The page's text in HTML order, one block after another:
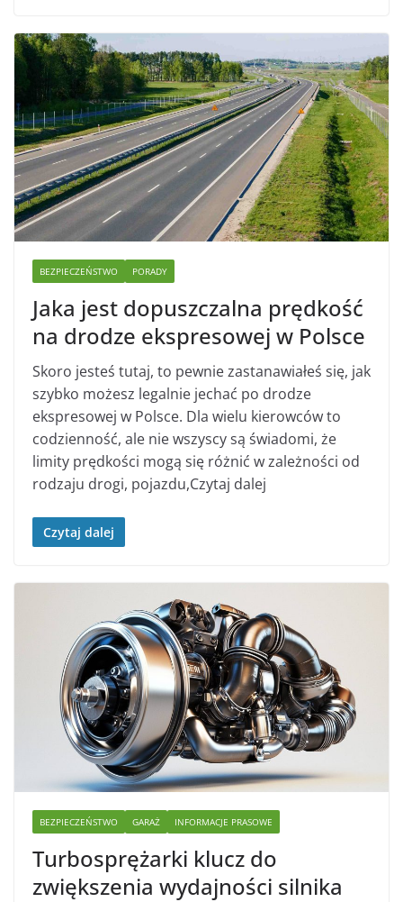
BEZPIECZEŃSTWO PORADY
Jaka jest dopuszczalna prędkość
na drodze ekspresowej w Polsce
Skoro jesteś tutaj, to pewnie zastanawiałeś się, jak
szybko możesz legalnie jechać po drodze
ekspresowej w Polsce. Dla wielu kierowców to
codzienność, ale nie wszyscy są świadomi, że
limity prędkości mogą się różnić w zależności od
rodzaju drogi, pojazdu,Czytaj dalej
Czytaj dalej
BEZPIECZEŃSTWO GARAŻ INFORMACJE PRASOWE
Turbosprężarki klucz do
zwiększenia wydajności silnika